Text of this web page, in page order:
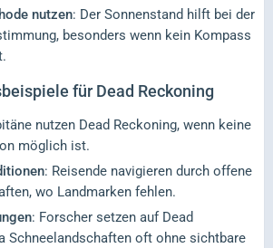
nutzen: Der Sonnenstand hilft bei der
besonders wenn kein Kompass
für Dead Reckoning
nutzen Dead Reckoning, wenn keine
möglich ist.
: Reisende navigieren durch offene
wo Landmarken fehlen.
: Forscher setzen auf Dead
Schneelandschaften oft ohne sichtbare